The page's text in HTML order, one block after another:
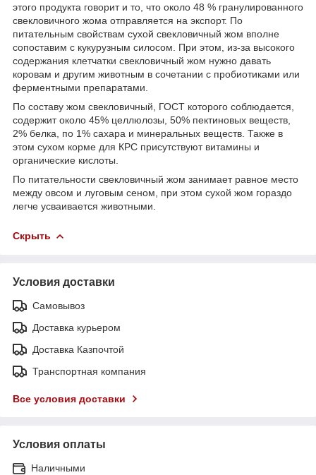
этого продукта говорит и то, что около 48 % гранулированного
свекловичного жома отправляется на экспорт. По
питательным свойствам сухой свекловичный жом вполне
сопоставим с кукурузным силосом. При этом, из-за высокого
содержания клетчатки свекловичный жом нужно давать
коровам и другим животным в сочетании с пробиотиками или
ферментными препаратами.
По составу жом свекловичный, ГОСТ которого соблюдается,
содержит около 45% целлюлозы, 50% пектиновых веществ,
2% белка, по 1% сахара и минеральных веществ. Также в
этом сухом корме для КРС присутствуют витамины и
органические кислоты.
По питательности свекловичный жом занимает равное место
между овсом и луговым сеном, при этом сухой жом гораздо
легче усваивается животными.
Скрыть
Условия доставки
Самовывоз
Доставка курьером
Доставка Казпочтой
Транспортная компания
Все условия доставки
Условия оплаты
Наличными